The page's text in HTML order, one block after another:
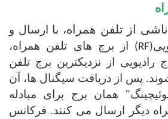
از تلفن همراه، با ارسال و
(RF) از برج های تلفن همراه،
رادیویی از نزدیکترین برج تلفن
پس از دریافت سیگنال ها، آن
همان برج برای مبادله
دیگر ارسال می کنند. فرکانس